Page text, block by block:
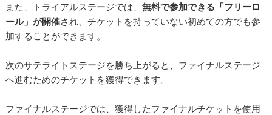
また、トライアルステージでは、無料で参加できる「フリーロ
ール」が開催され、チケットを持っていない初めての方でも参
加することができます。
次のサテライトステージを勝ち上がると、ファイナルステージ
へ進むためのチケットを獲得できます。
ファイナルステージでは、獲得したファイナルチケットを使用